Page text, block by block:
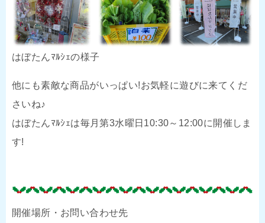
はぼたんﾏﾙｼｪの様子
他にも素敵な商品がいっぱい!お気軽に遊びに来てくだ
さいね♪
はぼたんﾏﾙｼｪは毎月第3水曜日10:30～12:00に開催しま
す!
開催場所・お問い合わせ先